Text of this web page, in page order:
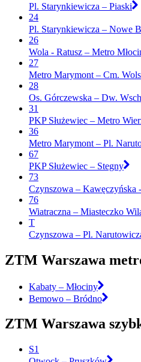
Pl. Starynkiewicza – Piaski
24
Pl. Starynkiewicza – Nowe
26
Wola - Ratusz – Metro
27
Metro Marymont – Cm.
28
Os. Górczewska – Dw.
31
PKP Służewiec – Metro
36
Metro Marymont – Pl.
67
PKP Służewiec – Stegny
73
Czynszowa – Kawęczyńska
76
Wiatraczna – Miasteczko
T
Czynszowa – Pl.
ZTM Warszawa
Kabaty – Młociny
Bemowo – Bródno
ZTM Warszawa
S1